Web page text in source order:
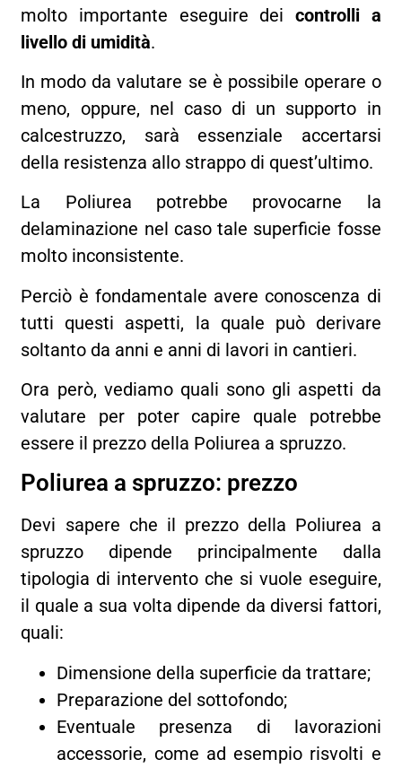
molto importante eseguire dei controlli a
livello di umidità.
In modo da valutare se è possibile operare o
meno, oppure, nel caso di un supporto in
calcestruzzo, sarà essenziale accertarsi
della resistenza allo strappo di quest’ultimo.
La Poliurea potrebbe provocarne la
delaminazione nel caso tale superficie fosse
molto inconsistente.
Perciò è fondamentale avere conoscenza di
tutti questi aspetti, la quale può derivare
soltanto da anni e anni di lavori in cantieri.
Ora però, vediamo quali sono gli aspetti da
valutare per poter capire quale potrebbe
essere il prezzo della Poliurea a spruzzo.
Poliurea a spruzzo: prezzo
Devi sapere che il prezzo della Poliurea a
spruzzo dipende principalmente dalla
tipologia di intervento che si vuole eseguire,
il quale a sua volta dipende da diversi fattori,
quali:
Dimensione della superficie da trattare;
Preparazione del sottofondo;
Eventuale presenza di lavorazioni
accessorie, come ad esempio risvolti e